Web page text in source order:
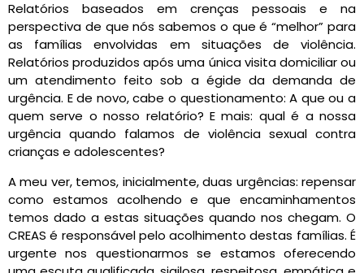
Relatórios baseados em crenças pessoais e na
perspectiva de que nós sabemos o que é “melhor” para
as famílias envolvidas em situações de violência.
Relatórios produzidos após uma única visita domiciliar ou
um atendimento feito sob a égide da demanda de
urgência. E de novo, cabe o questionamento: A que ou a
quem serve o nosso relatório? E mais: qual é a nossa
urgência quando falamos de violência sexual contra
crianças e adolescentes?
A meu ver, temos, inicialmente, duas urgências: repensar
como estamos acolhendo e que encaminhamentos
temos dado a estas situações quando nos chegam. O
CREAS é responsável pelo acolhimento destas famílias. É
urgente nos questionarmos se estamos oferecendo